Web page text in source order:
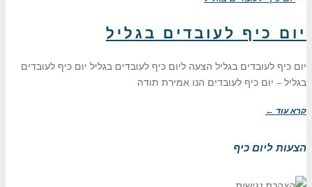
יום כיף לעובדים בגליל
יום כיף לעובדים בגליל הצעה ליום כיף לעובדים בגליל יום כיף לעובדים
בגליל – יום כיף לעובדים הנו אמירת תודה
קרא עוד ←
הצעות ליום כיף